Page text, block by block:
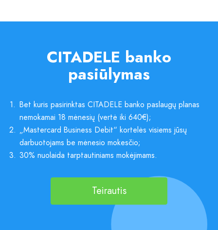
CITADELE banko
pasiūlymas
1. Bet kuris pasirinktas CITADELE banko paslaugų planas
nemokamai 18 mėnesių (vertė iki 640€);
2. „Mastercard Business Debit“ kortelės visiems jūsų
darbuotojams be mėnesio mokesčio;
3. 30% nuolaida tarptautiniams mokėjimams.
Teirautis